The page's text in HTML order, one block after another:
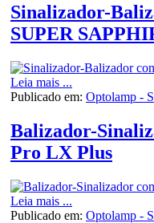
Sinalizador-
SUPER
Leia mais ...
Publicado em: Optolamp -
Balizador-
Pro LX Plus
Leia mais ...
Publicado em: Optolamp -